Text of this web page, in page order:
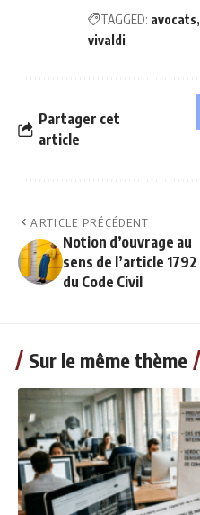
TAGGED: avocats
vivaldi
Partager cet
article
ARTICLE PRÉCÉDENT
Notion d’ouvrage au
sens de l’article 1792
du Code Civil
Sur le même thème